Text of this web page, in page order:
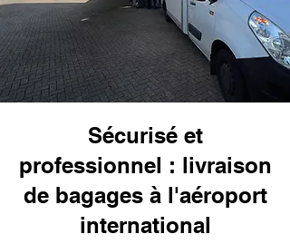
Sécurisé et
professionnel : livraison
de bagages à l'aéroport
international